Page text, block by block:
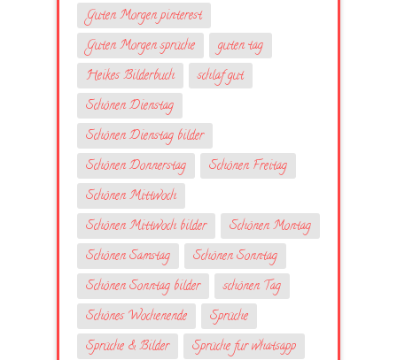
Guten Morgen pinterest
Guten Morgen sprüche
guten tag
Heikes Bilderbuch
schlaf gut
Schönen Dienstag
Schönen Dienstag bilder
Schönen Donnerstag
Schönen Freitag
Schönen Mittwoch
Schönen Mittwoch bilder
Schönen Montag
Schönen Samstag
Schönen Sonntag
Schönen Sonntag bilder
schönen Tag
Schönes Wochenende
Sprüche
Sprüche & Bilder
Sprüche fur whatsapp